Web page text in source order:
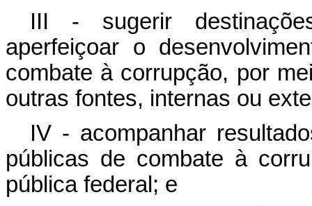
III - sugerir
aperfeiçoar o
combate à corrupção, por
outras fontes, internas ou
IV - acompanhar
públicas de combate à
pública federal; e